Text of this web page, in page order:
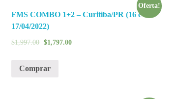
Oferta!
FMS COMBO 1+2 – Curitiba/PR (16 e
17/04/2022)
$1,997.00 $1,797.00
Comprar